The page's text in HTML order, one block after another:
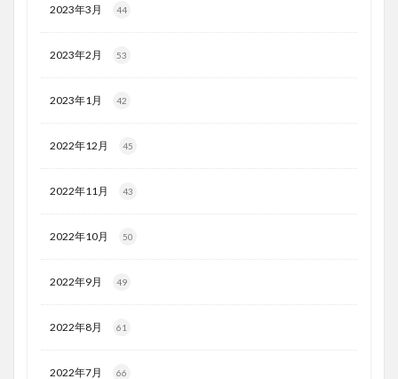
2023年3月 44
2023年2月 53
2023年1月 42
2022年12月 45
2022年11月 43
2022年10月 50
2022年9月 49
2022年8月 61
2022年7月 66